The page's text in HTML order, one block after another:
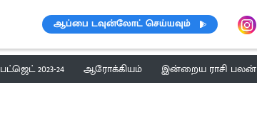
ஆப்பை டவுன்லோட் செய்யவும்
பட்ஜெட் 2023-24 ஆரோக்கியம் இன்றைய ராசி பலன்